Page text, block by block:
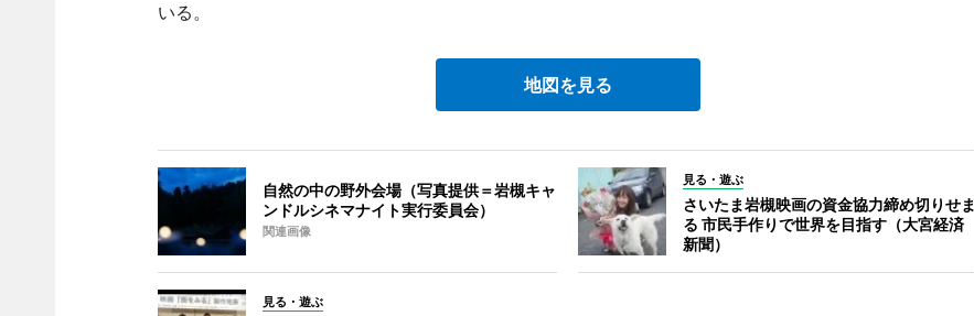
いる。
地図を見る
自然の中の野外会場（写真提供＝岩槻キャ
ンドルシネマナイト実行委員会）
関連画像
見る・遊ぶ
さいたま岩槻映画の資金協力締め切りせま
る 市民手作りで世界を目指す（大宮経済
新聞）
見る・遊ぶ